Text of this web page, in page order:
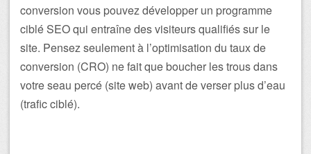
conversion vous pouvez développer un programme
ciblé SEO qui entraîne des visiteurs qualifiés sur le
site. Pensez seulement à l’optimisation du taux de
conversion (CRO) ne fait que boucher les trous dans
votre seau percé (site web) avant de verser plus d’eau
(trafic ciblé).